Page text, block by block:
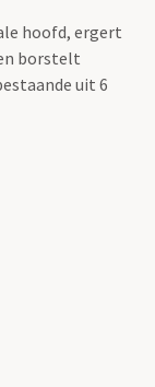
hoofd, ergert
borstelt
uit 6